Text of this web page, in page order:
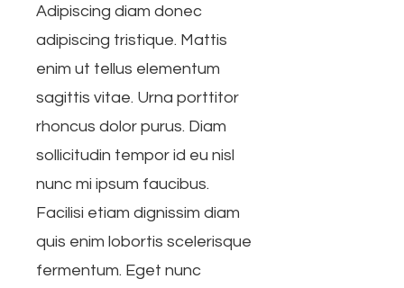
Adipiscing diam donec
adipiscing tristique. Mattis
enim ut tellus elementum
sagittis vitae. Urna porttitor
rhoncus dolor purus. Diam
sollicitudin tempor id eu nisl
nunc mi ipsum faucibus.
Facilisi etiam dignissim diam
quis enim lobortis scelerisque
fermentum. Eget nunc